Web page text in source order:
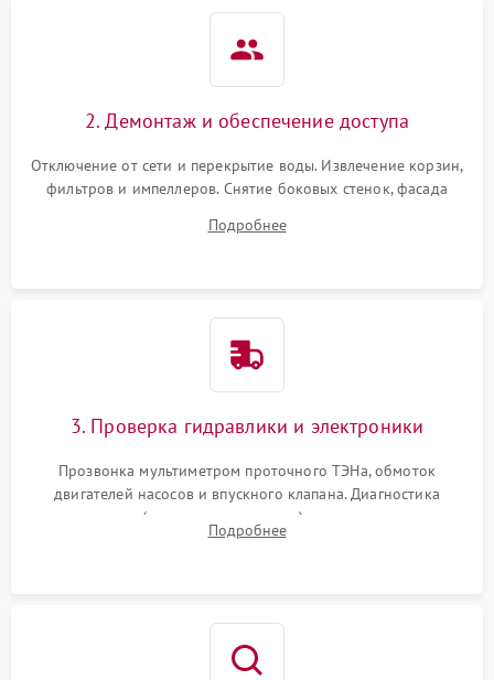
2. Демонтаж и обеспечение доступа
Отключение от сети и перекрытие воды. Извлечение корзин,
фильтров и импеллеров. Снятие боковых стенок, фасада
циркуляционному насосу, ТЭНу и сливной помпе.
Подробнее
3. Проверка гидравлики и электроники
Прозвонка мультиметром проточного ТЭНа, обмоток
двигателей насосов и впускного клапана. Диагностика
прессостата (датчика уровня воды), датчика мутности,
концевика дверцы и электронного модуля управления.
Подробнее